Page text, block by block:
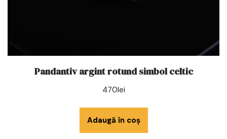
Pandantiv argint rotund simbol celtic
470lei
Adaugă în coș